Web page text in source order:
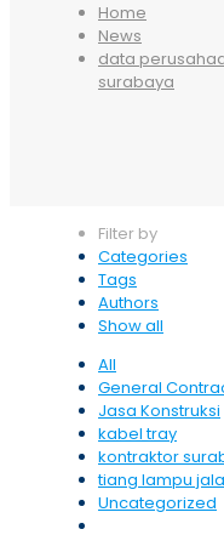
Home
News
data
surabaya
Filter by
Categories
Tags
Authors
Show all
All
General
Jasa Konstruksi
kabel tray
kontraktor
tiang lampu
Uncategorized